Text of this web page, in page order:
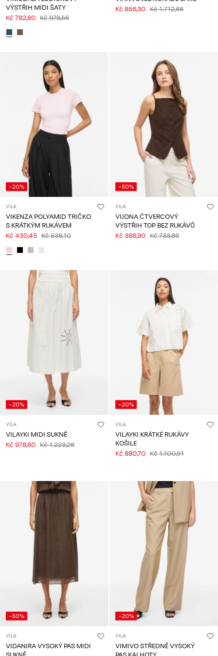
VÝSTŘIH MIDI ŠATY
Kč 782,80 Kč 978,56
Kč 856,30 Kč 1.712,66
-20%
VILA
VIKENZA POLYAMID TRIČKO
S KRÁTKÝM RUKÁVEM
Kč 430,45 Kč 538,10
-50%
VILA
VIJONA ČTVERCOVÝ
VÝSTŘIH TOP BEZ RUKÁVŮ
Kč 366,90 Kč 733,86
-20%
VILA
VILAYKI MIDI SUKNĚ
Kč 978,60 Kč 1.223,26
-20%
VILA
VILAYKI KRÁTKÉ RUKÁVY
KOŠILE
Kč 880,70 Kč 1.100,91
-50%
VILA
VIDANIRA VYSOKÝ PAS MIDI
-20%
VILA
VIMIVO STŘEDNĚ VYSOKÝ